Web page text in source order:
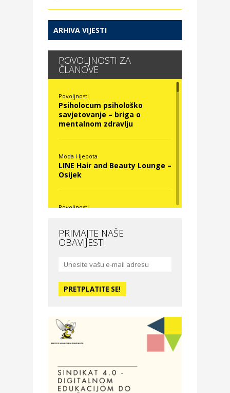
ARHIVA VIJESTI
POVOLJNOSTI ZA
ČLANOVE
Povoljnosti
Psiholocum psihološko
savjetovanje – briga o
mentalnom zdravlju
Moda i ljepota
LINE Hair and Beauty Lounge –
Osijek
Povoljnosti
Moda i ljepota
studio – Osijek
Zdravlje i osiguranje
Odmor
PRIMAJTE NAŠE
OBAVIJESTI